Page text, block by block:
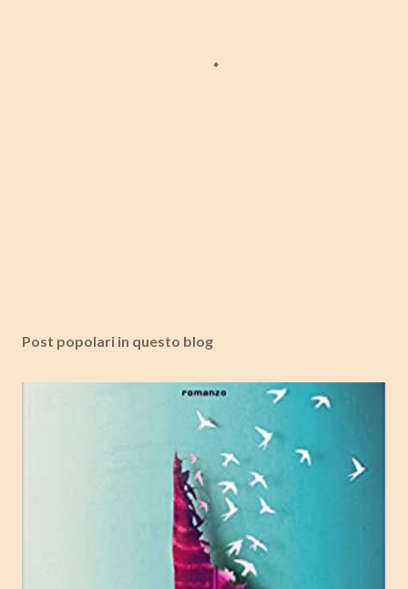
Post popolari in questo blog